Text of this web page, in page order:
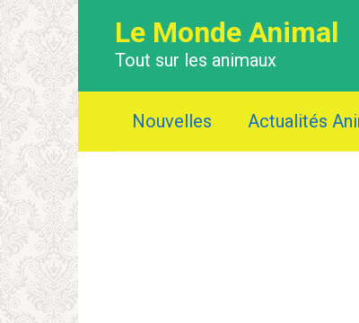
Le Monde Animal
Tout sur les animaux
Nouvelles Actualités